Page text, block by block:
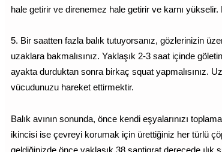
hale getirir ve direnemez hale getirir ve karnı yükselir.
5. Bir saatten fazla balık tutuyorsanız, gözlerinizin
uzaklara bakmalısınız. Yaklaşık 2-3 saat içinde
ayakta durduktan sonra birkaç squat yapmalısınız.
vücudunuzu hareket ettirmektir.
Balık avının sonunda, önce kendi eşyalarınızı
ikincisi ise çevreyi korumak için ürettiğiniz her türlü
geldiğinizde önce yaklaşık 38 santigrat derecede ılık